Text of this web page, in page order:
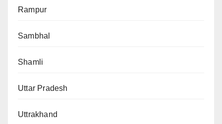
Rampur
Sambhal
Shamli
Uttar Pradesh
Uttrakhand